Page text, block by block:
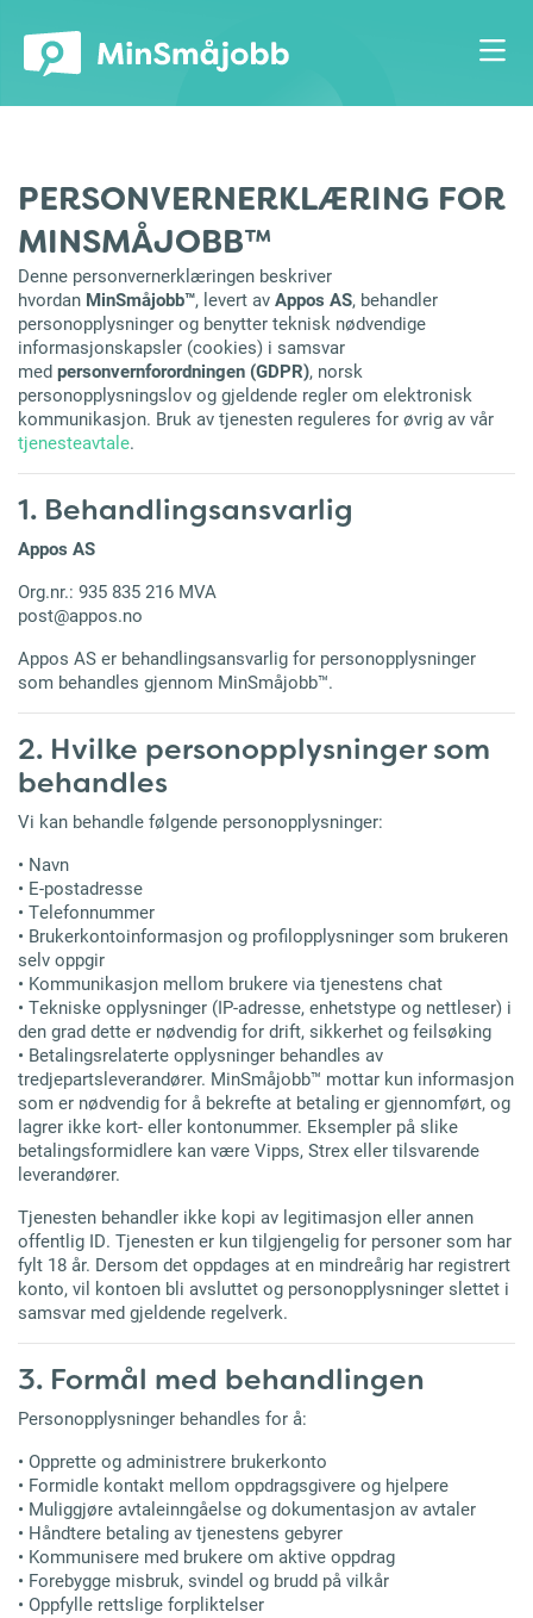
PERSONVERNERKLÆRING FOR
MINSMÅJOBB™
Denne personvernerklæringen beskriver
hvordan MinSmåjobb™, levert av Appos AS, behandler
personopplysninger og benytter teknisk nødvendige
informasjonskapsler (cookies) i samsvar
med personvernforordningen (GDPR), norsk
personopplysningslov og gjeldende regler om elektronisk
kommunikasjon. Bruk av tjenesten reguleres for øvrig av vår
tjenesteavtale.
1. Behandlingsansvarlig
Appos AS
Org.nr.: 935 835 216 MVA
post@appos.no
Appos AS er behandlingsansvarlig for personopplysninger
som behandles gjennom MinSmåjobb™.
2. Hvilke personopplysninger som
behandles
Vi kan behandle følgende personopplysninger:
• Navn
• E-postadresse
• Telefonnummer
• Brukerkontoinformasjon og profilopplysninger som brukeren
selv oppgir
• Kommunikasjon mellom brukere via tjenestens chat
• Tekniske opplysninger (IP-adresse, enhetstype og nettleser) i
den grad dette er nødvendig for drift, sikkerhet og feilsøking
• Betalingsrelaterte opplysninger behandles av
tredjepartsleverandører. MinSmåjobb™ mottar kun informasjon
som er nødvendig for å bekrefte at betaling er gjennomført, og
lagrer ikke kort- eller kontonummer. Eksempler på slike
betalingsformidlere kan være Vipps, Strex eller tilsvarende
leverandører.
Tjenesten behandler ikke kopi av legitimasjon eller annen
offentlig ID. Tjenesten er kun tilgjengelig for personer som har
fylt 18 år. Dersom det oppdages at en mindreårig har registrert
konto, vil kontoen bli avsluttet og personopplysninger slettet i
samsvar med gjeldende regelverk.
3. Formål med behandlingen
Personopplysninger behandles for å:
• Opprette og administrere brukerkonto
• Formidle kontakt mellom oppdragsgivere og hjelpere
• Muliggjøre avtaleinngåelse og dokumentasjon av avtaler
• Håndtere betaling av tjenestens gebyrer
• Kommunisere med brukere om aktive oppdrag
• Forebygge misbruk, svindel og brudd på vilkår
• Oppfylle rettslige forpliktelser